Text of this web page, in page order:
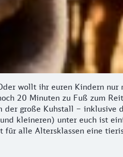
wollt ihr euren Kindern
20 Minuten zu Fuß zum
der große Kuhstall –
kleineren) unter euch ist
für alle Altersklassen eine